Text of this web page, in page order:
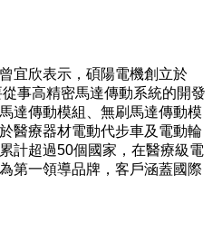
宜欣表示，碩陽電機創立於
事高精密馬達傳動系統的開發
達傳動模組、無刷馬達傳動模
醫療器材電動代步車及電動輪
計超過50個國家，在醫療級電
第一領導品牌，客戶涵蓋國際